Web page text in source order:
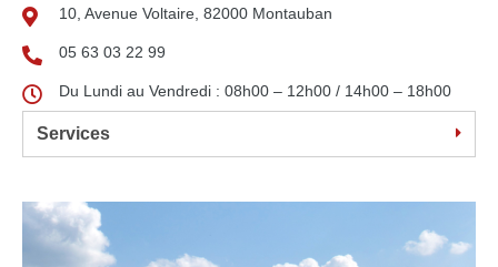
10, Avenue Voltaire, 82000 Montauban
05 63 03 22 99
Du Lundi au Vendredi : 08h00 – 12h00 / 14h00 – 18h00
Services